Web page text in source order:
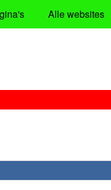
Alle websites